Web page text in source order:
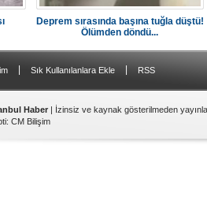
Deprem sırasında başına tuğla düştü!
Ölümden döndü...
Sık Kullanılanlara Ekle RSS
Haber | İzinsiz ve kaynak gösterilmeden
: CM Bilişim